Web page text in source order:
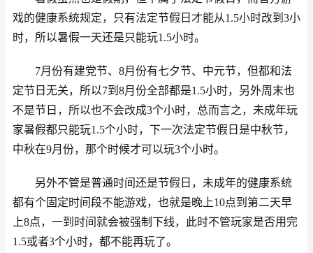
戏的健康系统规定，只有法定节假日才能从1.5小时改到3小
时，所以暑假一天还是只能玩1.5小时。
7月份有建党节、8月份有七夕节、中元节，但都和法
定节日无关，所以7到8月份全部都是1.5小时，另外周末也
不是节日，所以也不会改成3个小时，总而言之，未成年玩
家暑假都只能玩1.5个小时，下一次法定节假日是中秋节，
中秋在9月份，那个时候才可以玩3个小时。
另外不管是普通时间还是节假日，未成年的健康系统
都有个固定时间段不能游戏，也就是晚上10点到第二天早
上8点，一到时间就会被强制下线，此时不管玩家是否用完
1.5或者3个小时，都不能再玩了。